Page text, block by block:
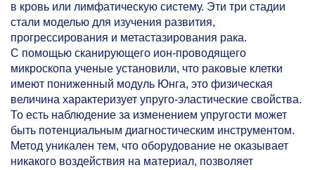
в кровь или лимфатическую систему. Эти три стадии
стали моделью для изучения развития,
прогрессирования и метастазирования рака.
С помощью сканирующего ион-проводящего
микроскопа ученые установили, что раковые клетки
имеют пониженный модуль Юнга, это физическая
величина характеризует упруго-эластические свойства.
То есть наблюдение за изменением упругости может
быть потенциальным диагностическим инструментом.
Метод уникален тем, что оборудование не оказывает
никакого воздействия на материал, позволяет